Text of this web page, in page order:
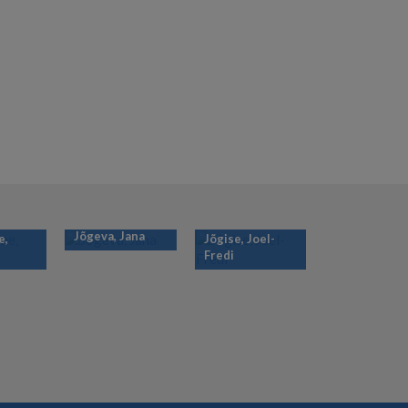
Jõgeva, Jana
Jõgise, Joel-
Fredi